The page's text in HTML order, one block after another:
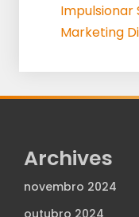
Impulsionar
Marketing
Archives
novembro 2024
outubro 2024